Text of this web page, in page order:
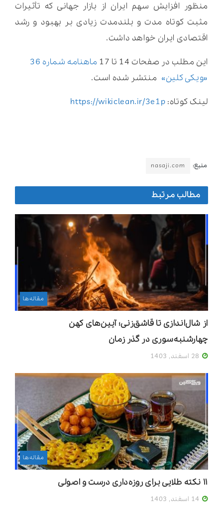
منظور افزایش سهم ایران از بازار جهانی که تأثیرات
مثبت کوتاه مدت و بلندمدت زیادی بر بهبود و رشد
اقتصادی ایران خواهد داشت.
این مطلب در صفحات 14 تا 17
ماهنامه شماره 36
«ویکی کلین» منتشر شده است.
لینک کوتاه:
منبع: nasaji.com
مطالب مرتبط
مقاله‌ها
از شال‌اندازی تا قاشق‌زنی؛ آیین‌های کهن
چهارشنبه‌سوری در گذر زمان
مقاله‌ها
۱۱ نکته طلایی برای روزه‌داری درست و اصولی